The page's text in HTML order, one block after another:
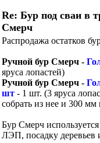
Re: Бур под сваи в
Смерч
Распродажа остатков
Ручной бур Смерч -
яруса лопастей)
Ручной бур Смерч -
шт - 1 шт. (3 яруса
собрать из нее и 300
Бур Смерч
ЛЭП, посадку деревьев